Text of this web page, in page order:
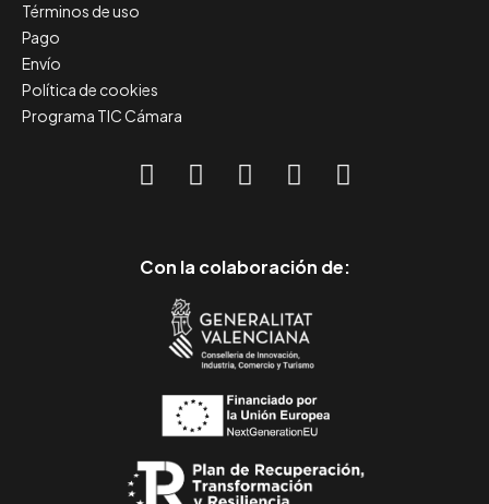
Términos de uso
Pago
Envío
Política de cookies
Programa TIC Cámara
Con la colaboración de: